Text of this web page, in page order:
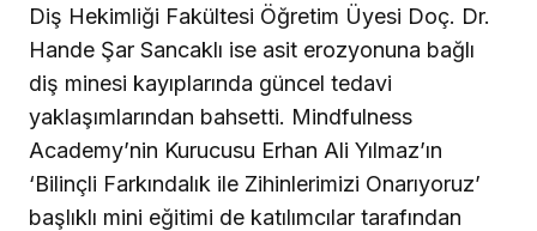
Diş Hekimliği Fakültesi Öğretim Üyesi Doç. Dr.
Hande Şar Sancaklı ise asit erozyonuna bağlı
diş minesi kayıplarında güncel tedavi
yaklaşımlarından bahsetti. Mindfulness
Academy’nin Kurucusu Erhan Ali Yılmaz’ın
‘Bilinçli Farkındalık ile Zihinlerimizi Onarıyoruz’
başlıklı mini eğitimi de katılımcılar tarafından